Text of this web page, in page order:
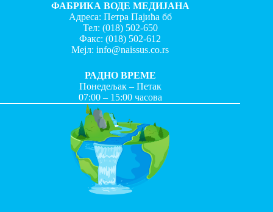
ФАБРИКА ВОДЕ МЕДИЈАНА
Адреса: Петра Пајића бб
Тел: (018) 502-650
Факс:(018) 502-612
Мејл:info@naissus.co.rs
РАДНО ВРЕМЕ
Понедељак – Петак
07:00 – 15:00 часова